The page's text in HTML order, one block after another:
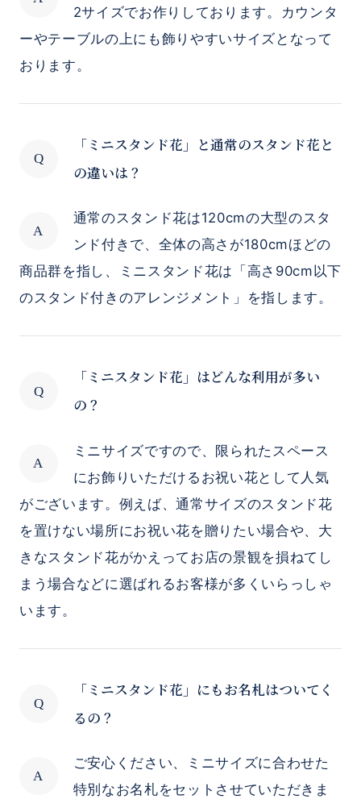
2サイズでお作りしております。カウンタ
ーやテーブルの上にも飾りやすいサイズとなって
おります。
「ミニスタンド花」と通常のスタンド花と
の違いは？
通常のスタンド花は120cmの大型のスタ
ンド付きで、全体の高さが180cmほどの
商品群を指し、ミニスタンド花は「高さ90cm以下
のスタンド付きのアレンジメント」を指します。
「ミニスタンド花」はどんな利用が多い
の？
ミニサイズですので、限られたスペース
にお飾りいただけるお祝い花として人気
がございます。例えば、通常サイズのスタンド花
を置けない場所にお祝い花を贈りたい場合や、大
きなスタンド花がかえってお店の景観を損ねてし
まう場合などに選ばれるお客様が多くいらっしゃ
います。
「ミニスタンド花」にもお名札はついてく
るの？
ご安心ください、ミニサイズに合わせた
特別なお名札をセットさせていただきま